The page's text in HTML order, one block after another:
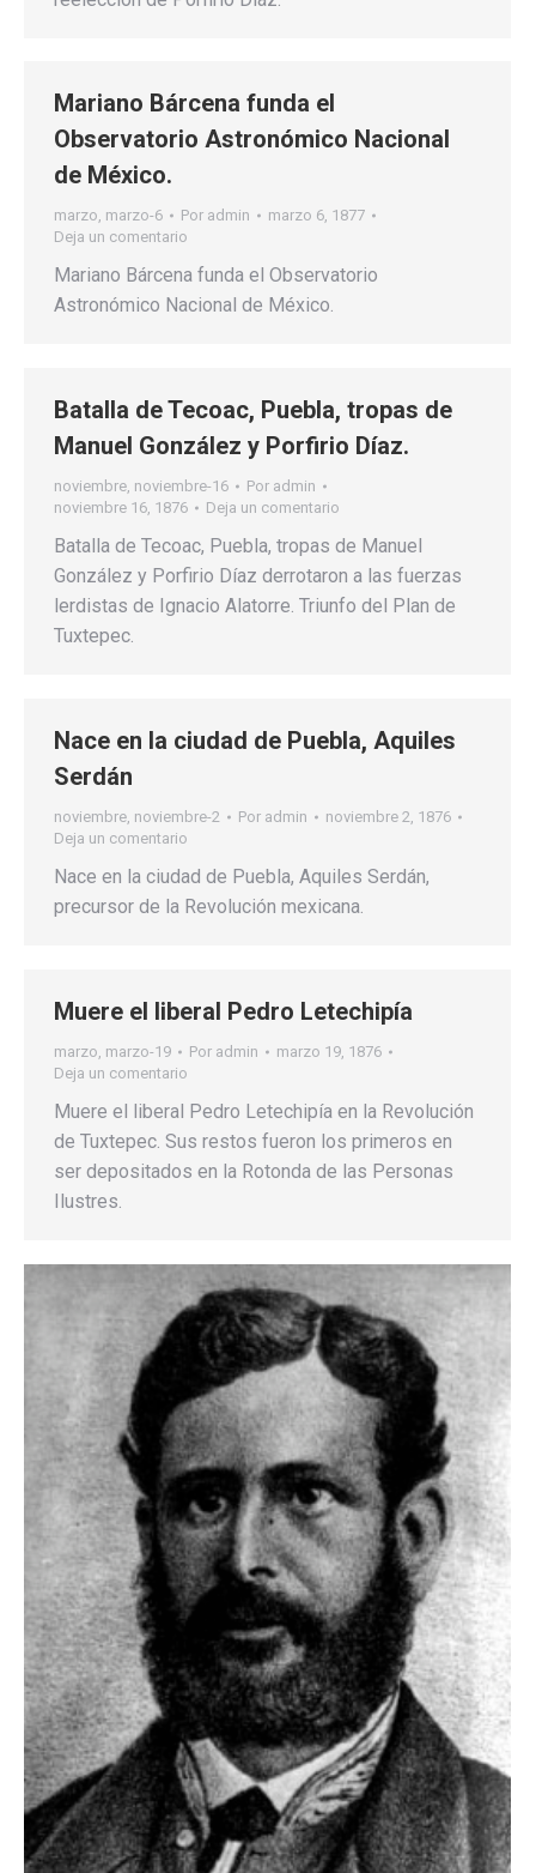
Mariano Bárcena funda el
Observatorio Astronómico Nacional
de México.
marzo, marzo-6 Por admin
marzo 6, 1877
Deja un comentario
Mariano Bárcena funda el Observatorio
Astronómico Nacional de México.
Batalla de Tecoac, Puebla, tropas de
Manuel González y Porfirio Díaz.
noviembre, noviembre-16 Por admin
noviembre 16, 1876
Deja un comentario
Batalla de Tecoac, Puebla, tropas de Manuel
González y Porfirio Díaz derrotaron a las fuerzas
lerdistas de Ignacio Alatorre. Triunfo del Plan de
Tuxtepec.
Nace en la ciudad de Puebla, Aquiles
Serdán
noviembre, noviembre-2 Por admin
noviembre 2, 1876
Deja un comentario
Nace en la ciudad de Puebla, Aquiles Serdán,
precursor de la Revolución mexicana.
Muere el liberal Pedro Letechipía
marzo, marzo-19 Por admin
marzo 19, 1876
Deja un comentario
Muere el liberal Pedro Letechipía en la Revolución
de Tuxtepec. Sus restos fueron los primeros en
ser depositados en la Rotonda de las Personas
Ilustres.